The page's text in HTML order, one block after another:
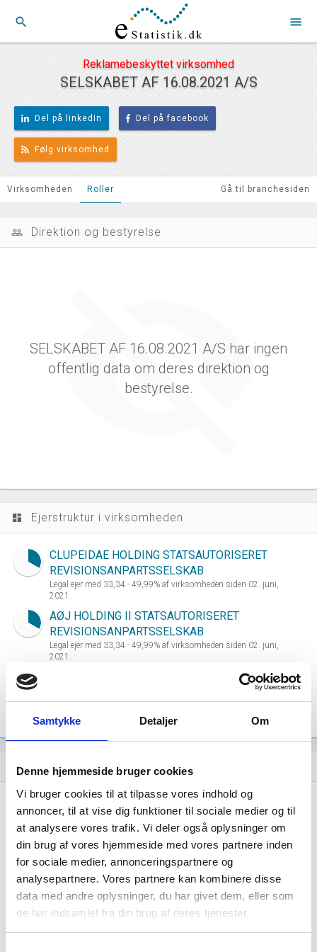
Samtykke Detaljer Om
Denne hjemmeside bruger cookies
Vi bruger cookies til at tilpasse vores indhold og
annoncer, til at vise dig funktioner til sociale medier og til
at analysere vores trafik. Vi deler også oplysninger om
din brug af vores hjemmeside med vores partnere inden
for sociale medier, annonceringspartnere og
analysepartnere. Vores partnere kan kombinere disse
data med andre oplysninger, du har givet dem, eller som
de har indsamlet fra din brug af deres tjenester.
search menu
Reklamebeskyttet virksomhed
SELSKABET AF 16.08.2021 A/S
Del på linkedIn Del på facebook
Følg virksomhed
Virksomheden Roller Gå til branchesiden
people_outline Direktion og bestyrelse
SELSKABET AF 16.08.2021 A/S har ingen
offentlig data om deres direktion og
bestyrelse.
dashboard Ejerstruktur i virksomheden
CLUPEIDAE HOLDING STATSAUTORISERET
REVISIONSANPARTSSELSKAB
Legal ejer med 33,34 - 49,99% af virksomheden siden 02. juni,
2021.
AØJ HOLDING II STATSAUTORISERET
REVISIONSANPARTSSELSKAB
Legal ejer med 33,34 - 49,99% af virksomheden siden 02. juni,
2021.
2021.
dashboard Virksomhedens datterselskaber
SELSKABET AF 16.08.2021 A/S har ingen
datterselskaber.